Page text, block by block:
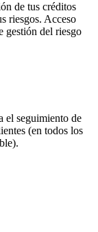
de tus créditos
riesgos. Acceso
gestión del riesgo
el seguimiento de
(en todos los